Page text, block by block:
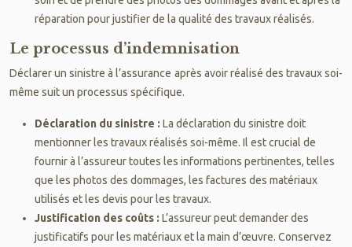
réparation pour justifier de la qualité des travaux réalisés.
Le processus d’indemnisation
Déclarer un sinistre à l’assurance après avoir réalisé des travaux soi-
même suit un processus spécifique.
Déclaration du sinistre : La déclaration du sinistre doit
mentionner les travaux réalisés soi-même. Il est crucial de
fournir à l’assureur toutes les informations pertinentes, telles
que les photos des dommages, les factures des matériaux
utilisés et les devis pour les travaux.
Justification des coûts : L’assureur peut demander des
justificatifs pour les matériaux et la main d’œuvre. Conservez